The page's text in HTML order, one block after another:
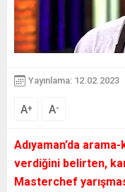
Yayınlama: 12.02.2023
A+ A-
Adıyaman’da
verdiğini belirten,
Masterchef